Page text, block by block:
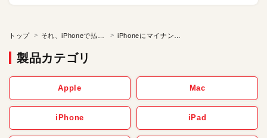
トップ
製品カテゴリ
Apple Mac
iPhone iPad